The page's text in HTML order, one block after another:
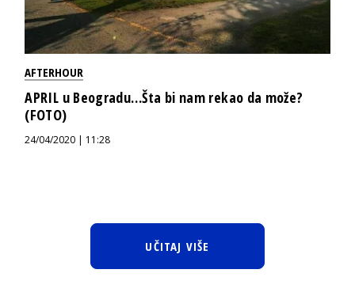
AFTERHOUR
APRIL u Beogradu…Šta bi nam rekao da može?
(FOTO)
24/04/2020 | 11:28
UČITAJ VIŠE